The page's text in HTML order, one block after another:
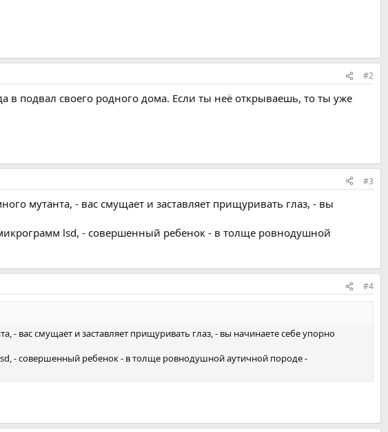
#2
подвал своего родного дома. Если ты неё открываешь, то ты уже
#3
мутанта, - вас смущает и заставляет прищуривать глаз, - вы
lsd, - совершенный ребенок - в толще ровнодушной
#4
вас смущает и заставляет прищуривать глаз, - вы начинаете себе упорно
- совершенный ребенок - в толще ровнодушной аутичной породе -